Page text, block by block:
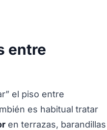
entre
el piso entre
es habitual tratar
en terrazas, barandillas